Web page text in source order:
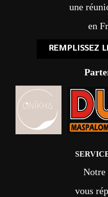
une
en
REMPLISSEZ
Notre
vous